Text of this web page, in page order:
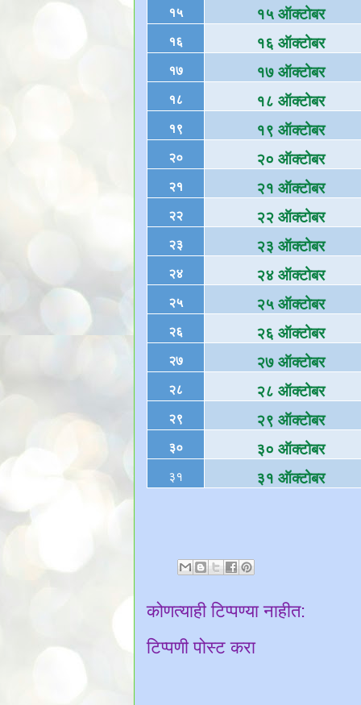
१५ १५ ऑक्टोबर
१६ १६ ऑक्टोबर
१७ १७ ऑक्टोबर
१८ १८ ऑक्टोबर
१९ १९ ऑक्टोबर
२० २० ऑक्टोबर
२१ २१ ऑक्टोबर
२२ २२ ऑक्टोबर
२३ २३ ऑक्टोबर
२४ २४ ऑक्टोबर
२५ २५ ऑक्टोबर
२६ २६ ऑक्टोबर
२७ २७ ऑक्टोबर
२८ २८ ऑक्टोबर
२९ २९ ऑक्टोबर
३० ३० ऑक्टोबर
३१ ३१ ऑक्टोबर
कोणत्याही टिप्पण्‍या नाहीत:
टिप्पणी पोस्ट करा